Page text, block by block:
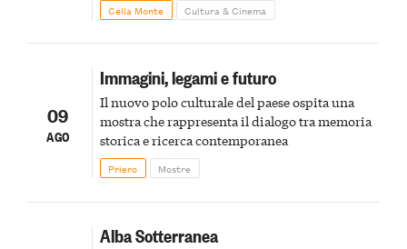
Cella Monte Cultura & Cinema
09
AGO
Immagini, legami e futuro
Il nuovo polo culturale del paese ospita una
mostra che rappresenta il dialogo tra memoria
storica e ricerca contemporanea
Priero Mostre
Alba Sotterranea